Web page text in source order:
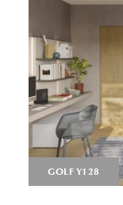
GOLF Y128